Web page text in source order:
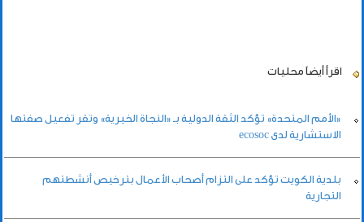
اقرأ أيضاً محليات
«الأمم المتحدة» تؤكد الثقة الدولية بـ «النجاة الخيرية» وتقر تفعيل صفتها
الاستشارية لدى ecosoc
بلدية الكويت تؤكد على التزام أصحاب الأعمال بترخيص أنشطتهم
التجارية